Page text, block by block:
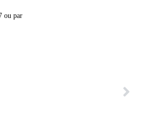
ou par